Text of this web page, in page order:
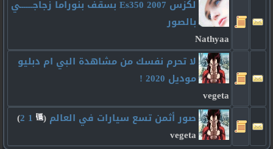
لكزس Es350 2007 بسقف بنوراما زجاجـــــــي
بالصور
Nathyaa
لا تحرم نفسك من مشاهدة البي ام دبليو
موديل 2020 !
vegeta
صور أثمن تسع سيارات في العالم ‏
(
1
2
)
vegeta